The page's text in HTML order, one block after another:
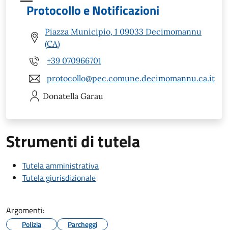
Protocollo e Notificazioni
Piazza Municipio, 1 09033 Decimomannu
(CA)
+39 070966701
protocollo@pec.comune.decimomannu.ca.it
Donatella Garau
Strumenti di tutela
Tutela amministrativa
Tutela giurisdizionale
Argomenti:
Polizia Parcheggi